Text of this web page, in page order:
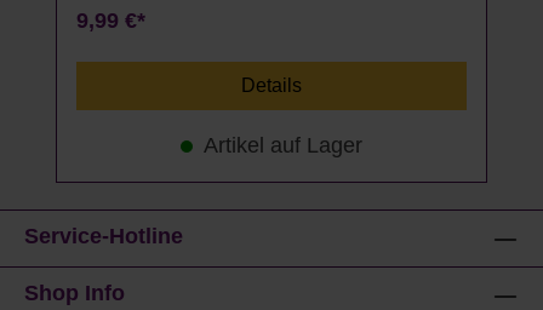
9,99 €*
Details
Artikel auf Lager
Service-Hotline
Shop Info